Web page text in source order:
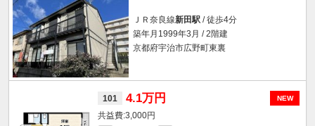
ＪＲ奈良線新田駅/ 徒歩4分
築年月1999年3月 / 2階建
京都府宇治市広野町東裏
NEW
101 4.1万円
3,000円